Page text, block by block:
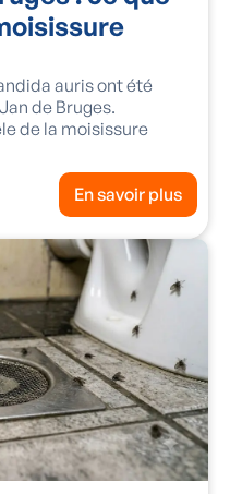
auris ont été
de Bruges.
de la moisissure
En savoir plus